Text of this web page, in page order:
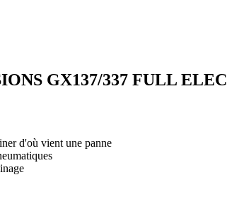
GX137/337 FULL ELEC
d'où vient une panne